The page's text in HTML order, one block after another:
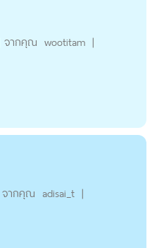
จากคุณ wootitam |
จากคุณ adisai_t |